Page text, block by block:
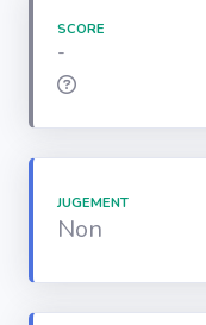
SCORE
-
JUGEMENT
Non